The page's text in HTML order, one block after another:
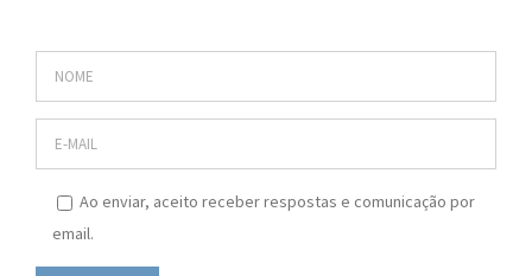
Ao enviar, aceito receber respostas e comunicação por
email.